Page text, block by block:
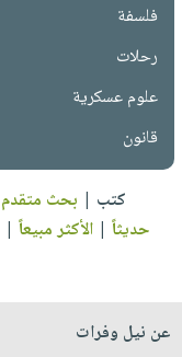
فلسفة
رحلات
علوم عسكرية
قانون
كتب | بحث متقدم
حديثاً |الأكثر مبيعاً |
عن نيل وفرات